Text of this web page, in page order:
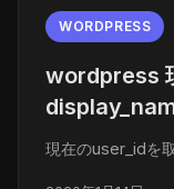
WORDPRESS
wordpress
現在のuser_idを